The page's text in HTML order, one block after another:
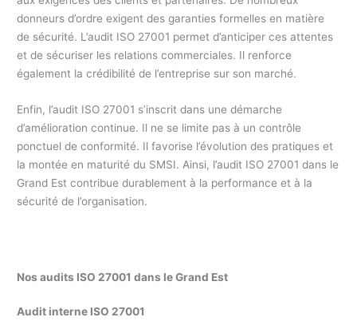
donneurs d’ordre exigent des garanties formelles en matière
de sécurité. L’audit ISO 27001 permet d’anticiper ces attentes
et de sécuriser les relations commerciales. Il renforce
également la crédibilité de l’entreprise sur son marché.
Enfin, l’audit ISO 27001 s’inscrit dans une démarche
d’amélioration continue. Il ne se limite pas à un contrôle
ponctuel de conformité. Il favorise l’évolution des pratiques et
la montée en maturité du SMSI. Ainsi, l’audit ISO 27001 dans le
Grand Est contribue durablement à la performance et à la
sécurité de l’organisation.
Nos audits ISO 27001dans le Grand Est
Audit interne ISO 27001